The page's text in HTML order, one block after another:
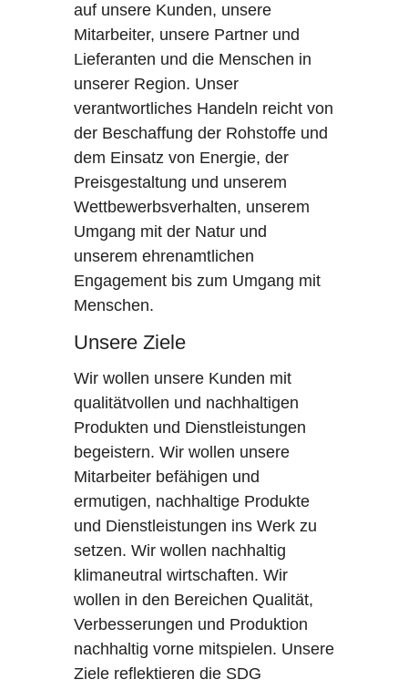
auf unsere Kunden, unsere
Mitarbeiter, unsere Partner und
Lieferanten und die Menschen in
unserer Region. Unser
verantwortliches Handeln reicht von
der Beschaffung der Rohstoffe und
dem Einsatz von Energie, der
Preisgestaltung und unserem
Wettbewerbsverhalten, unserem
Umgang mit der Natur und
unserem ehrenamtlichen
Engagement bis zum Umgang mit
Menschen.
Unsere Ziele
Wir wollen unsere Kunden mit
qualitätvollen und nachhaltigen
Produkten und Dienstleistungen
begeistern. Wir wollen unsere
Mitarbeiter befähigen und
ermutigen, nachhaltige Produkte
und Dienstleistungen ins Werk zu
setzen. Wir wollen nachhaltig
klimaneutral wirtschaften. Wir
wollen in den Bereichen Qualität,
Verbesserungen und Produktion
nachhaltig vorne mitspielen. Unsere
Ziele reflektieren die SDG